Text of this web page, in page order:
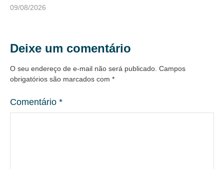
09/08/2026
Deixe um comentário
O seu endereço de e-mail não será publicado. Campos
obrigatórios são marcados com *
Comentário *